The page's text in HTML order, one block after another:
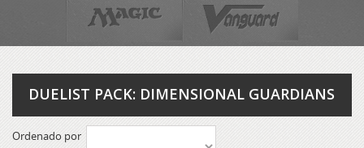
DUELIST PACK: DIMENSIONAL GUARDIANS
Ordenado por